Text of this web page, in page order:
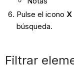
Pulse el icono X
búsqueda.
Filtrar